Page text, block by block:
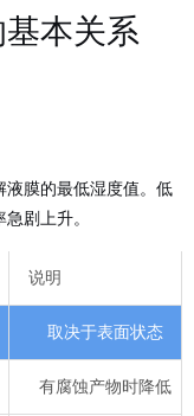
本关系
液膜的最低湿度值。低
剧上升。
说明
取决于表面状态
有腐蚀产物时降低